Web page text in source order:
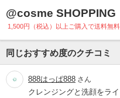
@cosme SHOPPING
1,500円（税込）以上ご購入で送料無料
同じおすすめ度のクチコミ
888はっぱ888 さん
クレンジングと洗顔をラ